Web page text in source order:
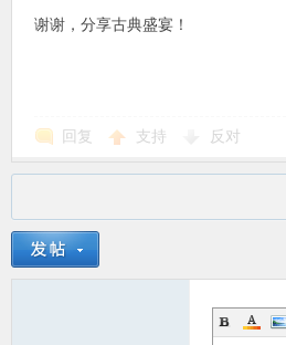
谢谢，分享古典盛宴！
回复 支持 反对